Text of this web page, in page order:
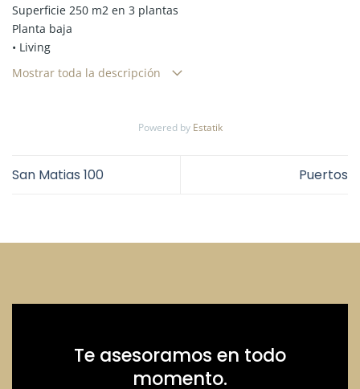
Superficie 250 m2 en 3 plantas
Planta baja
• Living
• Dormitorio
• 2 baños
• Garaje
Calefacción central por radiadores
Mostrar toda la descripción
Powered by Estatik
San Matias 100 Puertos
Te asesoramos en todo
momento.